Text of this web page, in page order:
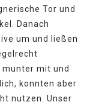
Tor und
Danach
um und ließen
mit und
konnten aber
nutzen. Unser